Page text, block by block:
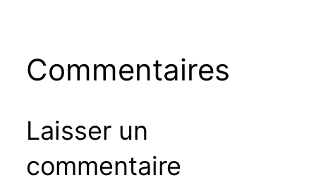
Commentaires
Laisser un
commentaire